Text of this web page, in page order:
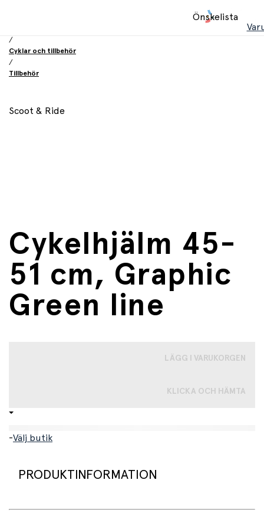
Önskelista
/
Cyklar och tillbehör
/
Tillbehör
Scoot & Ride
Cykelhjälm 45-
51 cm, Graphic
Green line
LÄGG I VARUKORGEN
KLICKA OCH HÄMTA
-Välj butik
PRODUKTINFORMATION